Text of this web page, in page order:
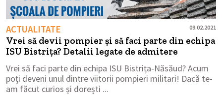
ACTUALITATE 09.02.2021
Vrei să devii pompier și să faci parte din echipa
ISU Bistrița? Detalii legate de admitere
Vrei să faci parte din echipa ISU Bistrița-Năsăud? Acum
poți deveni unul dintre viitorii pompieri militari! Dacă te-
am făcut curios și dorești ...